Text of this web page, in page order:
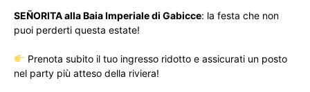
SEÑORITA alla Baia Imperiale di Gabicce: la festa che non
puoi perderti questa estate!
Prenota subito il tuo ingresso ridotto e assicurati un posto
nel party più atteso della riviera!